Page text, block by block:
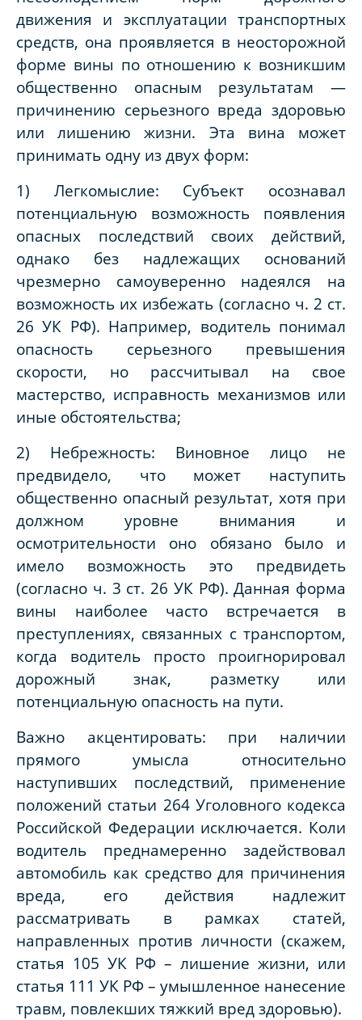
движения и эксплуатации транспортных
средств, она проявляется в неосторожной
форме вины по отношению к возникшим
общественно опасным результатам —
причинению серьезного вреда здоровью
или лишению жизни. Эта вина может
принимать одну из двух форм:
1) Легкомыслие: Субъект осознавал
потенциальную возможность появления
опасных последствий своих действий,
однако без надлежащих оснований
чрезмерно самоуверенно надеялся на
возможность их избежать (согласно ч. 2 ст.
26 УК РФ). Например, водитель понимал
опасность серьезного превышения
скорости, но рассчитывал на свое
мастерство, исправность механизмов или
иные обстоятельства;
2) Небрежность: Виновное лицо не
предвидело, что может наступить
общественно опасный результат, хотя при
должном уровне внимания и
осмотрительности оно обязано было и
имело возможность это предвидеть
(согласно ч. 3 ст. 26 УК РФ). Данная форма
вины наиболее часто встречается в
преступлениях, связанных с транспортом,
когда водитель просто проигнорировал
дорожный знак, разметку или
потенциальную опасность на пути.
Важно акцентировать: при наличии
прямого умысла относительно
наступивших последствий, применение
положений статьи 264 Уголовного кодекса
Российской Федерации исключается. Коли
водитель преднамеренно задействовал
автомобиль как средство для причинения
вреда, его действия надлежит
рассматривать в рамках статей,
направленных против личности (скажем,
статья 105 УК РФ – лишение жизни, или
статья 111 УК РФ – умышленное нанесение
травм, повлекших тяжкий вред здоровью).